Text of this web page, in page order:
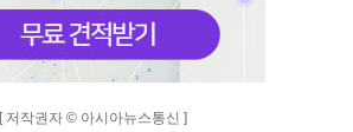
[ 저작권자 © 아시아뉴스통신 ]